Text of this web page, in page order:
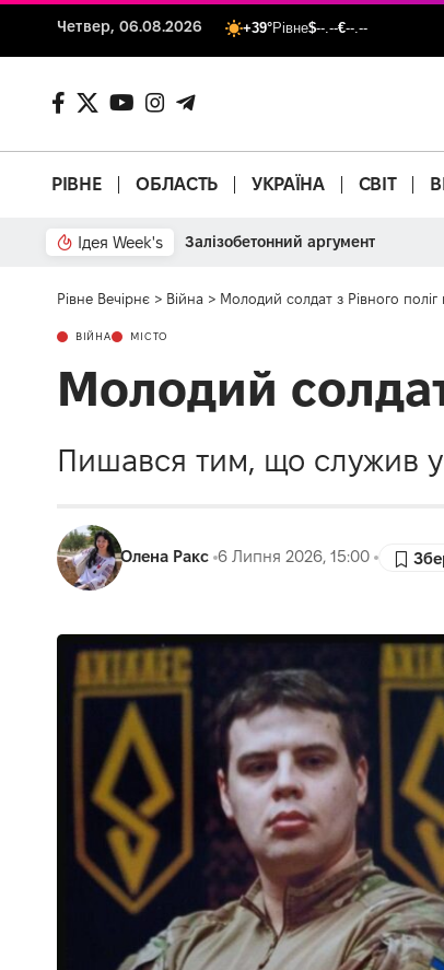
Четвер, 06.08.2026 +39°Рівне$--.--€--.--
РІВНЕ ОБЛАСТЬ УКРАЇНА СВІТ
Ідея Week's Залізобетонний аргумент
Рівне Вечірнє > Війна > Молодий солдат з Рівного поліг
ВІЙНА МІСТО
Молодий
Пишався тим, що служив у
Олена Ракс 6 Липня 2026, 15:00